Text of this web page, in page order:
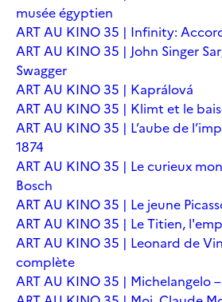
musée égyptien
ART AU KINO 35 | Infinity:
ART AU KINO 35 | John Singer
Swagger
ART AU KINO 35 | Kaprálová
ART AU KINO 35 | Klimt et le
ART AU KINO 35 | L’aube de
1874
ART AU KINO 35 | Le curieux
Bosch
ART AU KINO 35 | Le jeune
ART AU KINO 35 | Le Titien,
ART AU KINO 35 | Leonard de
complète
ART AU KINO 35 | Michelangelo